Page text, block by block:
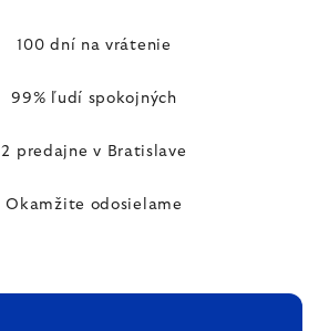
100 dní na vrátenie
99% ľudí spokojných
2 predajne v Bratislave
Okamžite odosielame